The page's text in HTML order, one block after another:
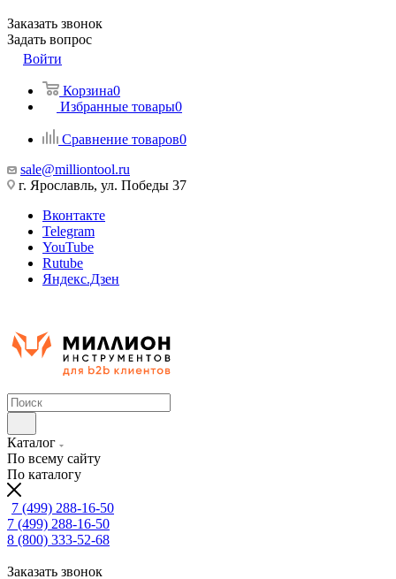
Заказать звонок
Задать вопрос
Войти
Корзина0
Избранные товары0
Сравнение товаров0
sale@milliontool.ru
г. Ярославль, ул. Победы 37
Вконтакте
Telegram
YouTube
Rutube
Яндекс.Дзен
Каталог
По всему сайту
По каталогу
7 (499) 288-16-50
7 (499) 288-16-50
8 (800) 333-52-68
Заказать звонок